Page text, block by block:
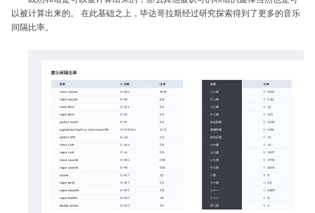
以被计算出来的。 在此基础之上，毕达哥拉斯经过研究探索得到了更多的音乐
间隔比率。